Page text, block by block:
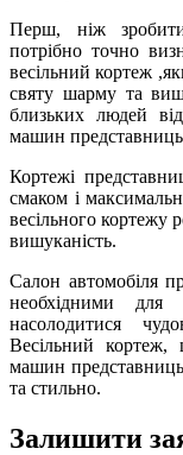
Перш, ніж зробити
потрібно точно
весільний кортеж
святу шарму та
близьких людей
машин
Кортежі
смаком і
весільного кортежу
вишуканість.
Салон автомобіля
необхідними для
насолодитися
Весільний кортеж,
машин
та стильно.
Залишити